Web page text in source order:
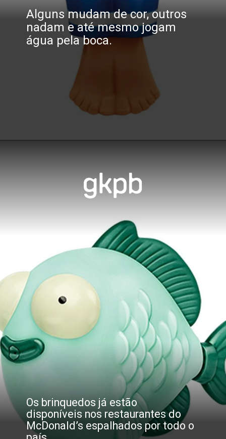
Alguns mudam de cor, outros
nadam e até mesmo jogam
água pela boca.
Os brinquedos já estão
disponíveis nos restaurantes do
McDonald’s espalhados por todo o